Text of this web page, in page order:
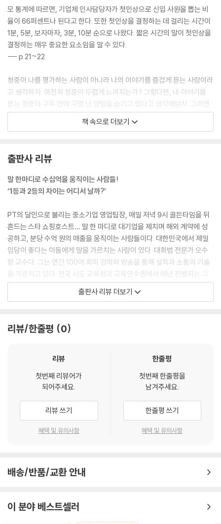
:: 공명 목소리가 사람을 끌어당긴다 / 231
:: 귀를 사로잡는 존재감 - 이병헌·이서진 / 237
:: 청춘이라면 투명한 바다처럼 - 송중기·김수현 / 243
:: 끼 넘치는 아나테이너 보이스 - 김성주·전현무 / 249
:: 꾸미지 말고, 본능적으로 - 정윤정·이민웅 / 260
:: 냉철하고 이성적인 말의 힘 - 손석희·김주하 / 265
:: 부드럽게 어루만지는 소리 - 이금희·성시경 / 271
모 통계에 따르면, 기업체 인사담당자가 첫인상으로 신입 사원을 뽑는 비
율이 66퍼센트나 된다고 한다. 또한 첫인상을 결정하는 데 걸리는 시간이
1분, 5분, 보자마자, 3분, 10분 순으로 나왔다. 짧은 시간의 말이 첫인상을
결정하는 매우 중요한 요소임을 알 수 있다.
--- p.21~22
청중이 나를 평가하는 사람이 아니라 나의 이야기를 즐겁게 듣는 사람이라
고 생각하자. 여전히 청중이 두렵게 느껴지는가? 그렇다면, 내 이야기를
듣는 청중이 구두 안에 구멍 난 양말을 숨기고 있다고 생각해보자. 그러면
마음이 편해져서 자신의 능력을 잘 발휘해 말할 수 있다.
점은 상대방의 말에 대한 맞장구가 부족하다는 것이다. 자신이 말을 많이
하고 상대는 그 말을 잘 듣기만을 원한다. 그래서 소통이 되지 않는다. 대화
에는 ‘1-2-3 법칙’이 있다. 한번 말하고, 두 번 듣고, 세 번 맞장구치라는 것
--- p.70~71
유머 감각을 익히기 좋은 방법은 많은 코미디 연극과 공연을 접하는 것이
다. 대학로에 가서 사람들이 많이 찾는 코미디 공연을 보고 마음껏 웃어보
자. 유머 감각이 없고 썰렁한 사람들의 공통점은 어디서, 왜 웃는지를 모른
다는 것이다. 때문에 공연장에서 사람들과 함께 동화되어 많이 웃다보면
유머 감각을 기를 수 있다.
희 장군은 적장과의 협상을 통해 피 한 방울 흘리지 않고 원하는 것을 얻어
의 힘’이 얼마나 대단한지를 잘 보여준다.
프레젠테이션은 물론 홈쇼핑에서 빠질 수 없는 것이 바로 스토리텔링이다.
스토리텔링은 단순한 사실을 나열하는 것 이상의 감동과 몰입 효과를 낸
다. 마치 인기 드라마에 빠지는 듯한 행복감마저 자아내게 한다. 그래서 청
중은 뻣뻣하게 사실만 나열할 때는 등을 돌리지만 스토리텔링에는 환호하
행하는 프로만 봐도, 그가 왜 우리나라 최고의 MC인지 알 수 있다. 그의 장
책 속으로 더보기
출판사 리뷰
말 한마디로 수십억을 움직이는 사람들!
‘1등과 2등의 차이는 어디서 날까?’
PT의 달인으로 불리는 중소기업 영업팀장, 매일 저녁 9시 골든타임을 뒤
흔드는 스타 쇼핑호스트… 말 한 마디로 대기업을 제치며 해외 계약에 성
공하고, 분당 수억 원의 매출을 움직이는 사람들이다. 대한민국에서 제일
입담이 좋다는 이들에게 말을 가르치는 사람이 있다. 대화법 전문가 오수
향 교수다. 그는 연간 100여 회의 강의와 방송을 통해 설득과 소통의 기술
을 가르치고 있다. 전국 시도 교육청과 교육연수원에서 매년 진행되는 그
의 강의에는 매번 ‘강의 평가 만점’ ‘최우수 대화법 명강사 선정’이라는 기
록이 따라붙고 앙코르 요청이 쇄도한다.
적극 추천한 단 한 권의 책!
수백억의 수주가 걸린 프레젠테이션에서 지나친 긴장으로 잦은 실수를 연
울렁증을 극복했다. 지방대 출신에 학점마저 좋지 않아 서류 전형조차 쉽
지 않았던 대학생은 저자에게 자신의 강점 딱 한 가지를 내세우는 말하기
전략을 배워 성장세인 국내 대기업에 입사했다.
“말은 원래 타고 나는 것 아닌가요?” “저도 말을 잘할 수 있을까요?” 오수
까? 이처럼 현실에서 맞닥뜨리게 되는 물음에 대해 저자는 직접 상담한 사
출판사 리뷰 더보기
리뷰/한줄평 0
리뷰
첫번째 리뷰어가
되어주세요.
리뷰 쓰기
혜택 및 유의사항
한줄평
첫번째 한줄평을
남겨주세요.
한줄평 쓰기
혜택 및 유의사항
배송/반품/교환 안내
이 분야 베스트셀러